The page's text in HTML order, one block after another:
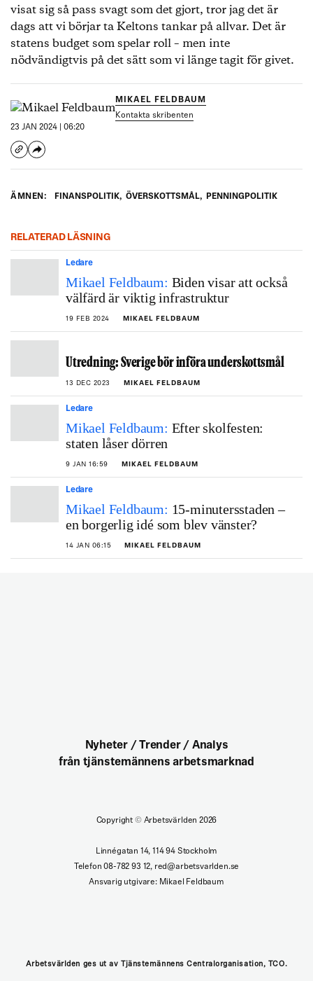
visat sig så pass svagt som det gjort, tror jag det är
dags att vi börjar ta Keltons tankar på allvar. Det är
statens budget som spelar roll – men inte
nödvändigtvis på det sätt som vi länge tagit för givet.
MIKAEL FELDBAUM
Kontakta skribenten
23 JAN 2024 | 06:20
ÄMNEN: FINANSPOLITIK, ÖVERSKOTTSMÅL, PENNINGPOLITIK
RELATERAD LÄSNING
Ledare
Mikael Feldbaum: Biden visar att också
välfärd är viktig infrastruktur
19 FEB 2024 MIKAEL FELDBAUM
Utredning: Sverige bör införa underskottsmål
13 DEC 2023 MIKAEL FELDBAUM
Ledare
Mikael Feldbaum: Efter skolfesten:
staten låser dörren
9 JAN 16:59 MIKAEL FELDBAUM
Ledare
Mikael Feldbaum: 15-minutersstaden –
en borgerlig idé som blev vänster?
14 JAN 06:15 MIKAEL FELDBAUM
Nyheter / Trender / Analys
från tjänstemännens arbetsmarknad
Copyright ©Arbetsvärlden 2026
Linnégatan 14, 114 94 Stockholm
Telefon 08-782 93 12, red@arbetsvarlden.se
Ansvarig utgivare: Mikael Feldbaum
Arbetsvärlden ges ut av Tjänstemännens Centralorganisation, TCO.